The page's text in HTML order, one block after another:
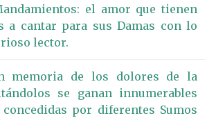
el amor que tienen
a cantar para sus Damas con lo
lector.
memoria de los dolores de la
se ganan innumerables
por diferentes Sumos